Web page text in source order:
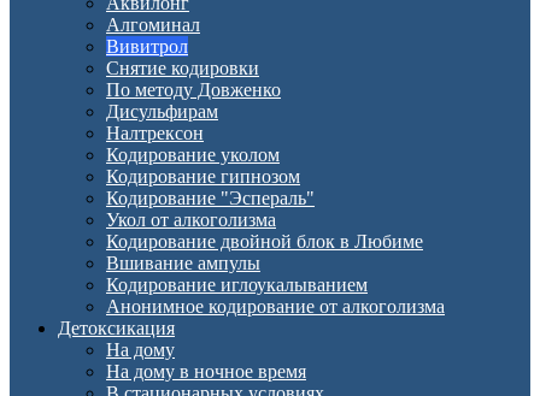
Алгоминал
Вивитрол
Снятие кодировки
По методу Довженко
Дисульфирам
Налтрексон
Кодирование уколом
Кодирование гипнозом
Кодирование "Эспераль"
Укол от алкоголизма
Кодирование двойной блок в Любиме
Вшивание ампулы
Кодирование иглоукалыванием
Анонимное кодирование от алкоголизма
Детоксикация
На дому
На дому в ночное время